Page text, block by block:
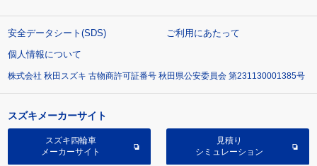
安全データシート(SDS)
ご利用にあたって
個人情報について
株式会社 秋田スズキ 古物商許可証番号 秋田県公安委員会 第231130001385号
スズキメーカーサイト
スズキ四輪車
メーカーサイト
見積り
シミュレーション